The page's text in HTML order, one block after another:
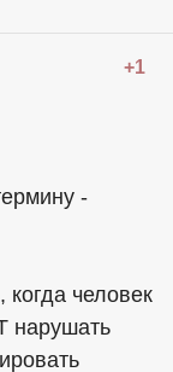
+1
-
человек
нарушать